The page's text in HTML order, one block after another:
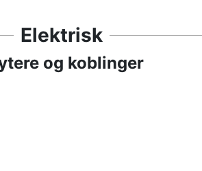
Elektrisk
og koblinger